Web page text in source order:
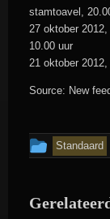
stamtoavel,
27 oktober
10.00 uur
21 oktober
Source: New
Dit
geplaatst
Standaard